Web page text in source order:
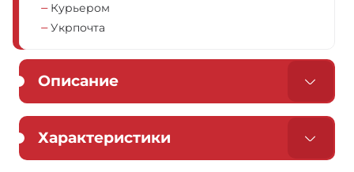
Курьером
Укрпочта
Описание
Характеристики